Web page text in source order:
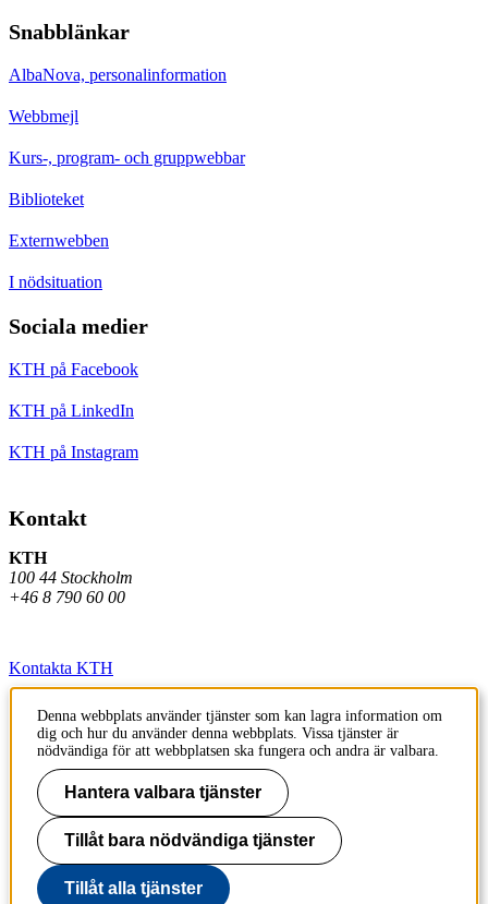
Snabblänkar
AlbaNova, personalinformation
Webbmejl
Kurs-, program- och gruppwebbar
Biblioteket
Externwebben
I nödsituation
Sociala medier
KTH på Facebook
KTH på LinkedIn
KTH på Instagram
Kontakt
KTH
100 44 Stockholm
+46 8 790 60 00
Kontakta KTH
Jobba på KTH
Press och media
Faktura och betalning KTH
Om KTH:s webbplatser
Tillgänglighetsredogörelse
Denna webbplats använder tjänster som kan lagra information om
dig och hur du använder denna webbplats. Vissa tjänster är
nödvändiga för att webbplatsen ska fungera och andra är valbara.
Hantera valbara tjänster
Tillåt bara nödvändiga tjänster
Tillåt alla tjänster